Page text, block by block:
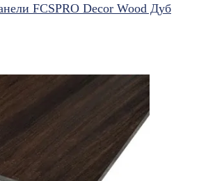
FCSPRO Decor Wood Дуб